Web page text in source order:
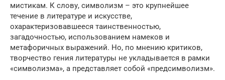
мистикам. К слову, символизм – это крупнейшее
течение в литературе и искусстве,
охарактеризовавшееся таинственностью,
загадочностью, использованием намеков и
метафоричных выражений. Но, по мнению критиков,
творчество гения литературы не укладывается в рамки
«символизма», а представляет собой «предсимволизм».